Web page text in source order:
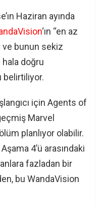
Haziran ayında
‘ın “en az
ve bunun sekiz
hala doğru
belirtiliyor.
için Agents of
Marvel
planlıyor olabilir.
4’ü arasındaki
fazladan bir
bu WandaVision